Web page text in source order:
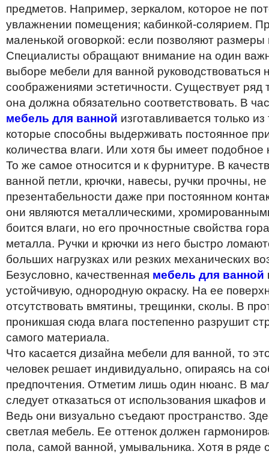
предметов. Например, зеркалом, которое не
увлажнении помещения; кабинкой-солярием.
маленькой оговоркой: если позволяют размеры
Специалисты обращают внимание на один
выборе мебели для ванной руководствоваться
соображениями эстетичности. Существует ряд
она должна обязательно соответствовать. В
мебель для ванной изготавливается только
которые способны выдерживать постоянное
количества влаги. Или хотя бы имеет
То же самое относится и к фурнитуре. В
ванной петли, крючки, навесы, ручки прочны,
презентабельности даже при постоянном
они являются металлическими,
боится влаги, но его прочностные свойства
металла. Ручки и крючки из него быстро
больших нагрузках или резких механических
Безусловно, качественная мебель для ванной
устойчивую, однородную окраску. На ее
отсутствовать вмятины, трещинки, сколы. В
проникшая сюда влага постепенно разрушит
самого материала.
Что касается дизайна мебели для ванной, то
человек решает индивидуально, опираясь на
предпочтения. Отметим лишь один нюанс. В
следует отказаться от использования шкафов
Ведь они визуально съедают пространство.
светлая мебель. Ее оттенок должен
пола, самой ванной, умывальника. Хотя в